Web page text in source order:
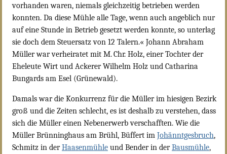
vorhanden waren, niemals gleichzeitig betrieben werden
konnten. Da diese Mühle alle Tage, wenn auch angeblich nur
auf eine Stunde in Betrieb gesetzt werden konnte, so unterlag
sie doch dem Steuersatz von 12 Talern.« Johann Abraham
Müller war verheiratet mit M. Chr. Holz, einer Tochter der
Eheleute Wirt und Ackerer Wilhelm Holz und Catharina
Bungards am Esel (Grünewald).
Damals war die Konkurrenz für die Müller im hiesigen Bezirk
groß und die Zeiten schlecht, es ist deshalb zu verstehen, dass
sich die Müller einen Nebenerwerb verschafften. Wie die
Müller Brünninghaus am Brühl, Büffert im Johänntgesbruch,
Schmitz in derHaasenmühle und Bender in derBausmühle,